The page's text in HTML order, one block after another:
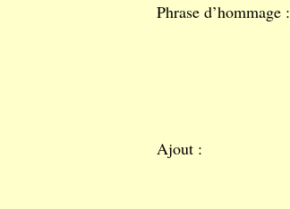
Phrase d’hommage :
Ajout :